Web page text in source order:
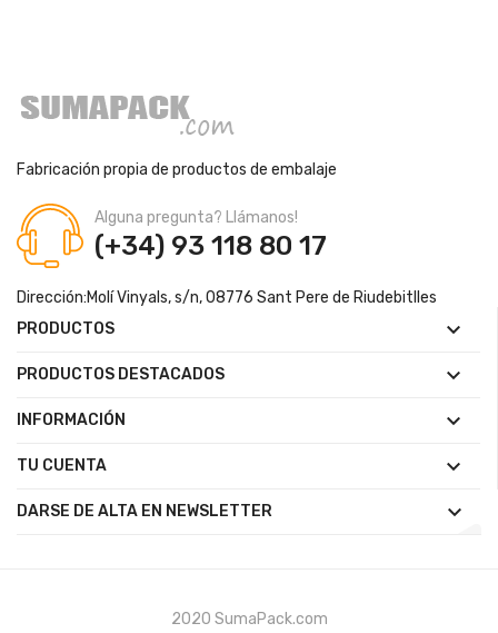
Fabricación propia de productos de embalaje
Alguna pregunta? Llámanos!
(+34) 93 118 80 17
Dirección:Molí Vinyals, s/n, 08776 Sant Pere de Riudebitlles
PRODUCTOS

PRODUCTOS DESTACADOS 
INFORMACIÓN 
TU CUENTA 
DARSE DE ALTA EN NEWSLETTER 
2020 SumaPack.com